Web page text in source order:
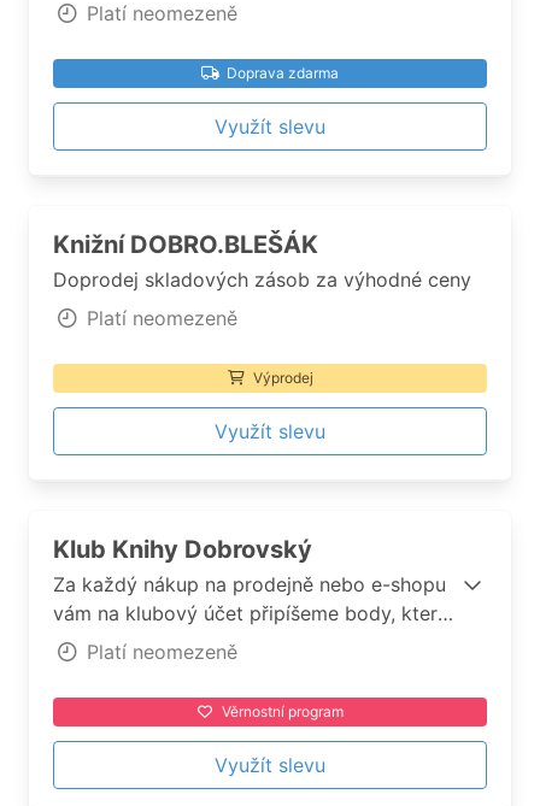
Platí neomezeně
Doprava zdarma
Využít slevu
Knižní DOBRO.BLEŠÁK
Doprodej skladových zásob za výhodné ceny
Platí neomezeně
Výprodej
Využít slevu
Klub Knihy Dobrovský
Za každý nákup na prodejně nebo e-shopu
vám na klubový účet připíšeme body, které
lze vyměnit za skvělé poukazy. Také pro
jedinečné akce.
Platí neomezeně
Věrnostní program
Využít slevu